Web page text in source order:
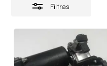
Filtras